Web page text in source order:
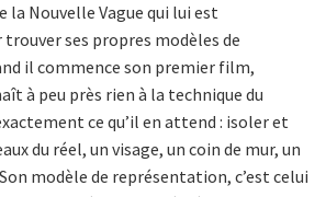
la Nouvelle Vague qui lui est
ses propres modèles de
il commence son premier film,
à peu près rien à la technique du
ce qu’il en attend : isoler et
du réel, un visage, un coin de mur, un
modèle de représentation, c’est celui